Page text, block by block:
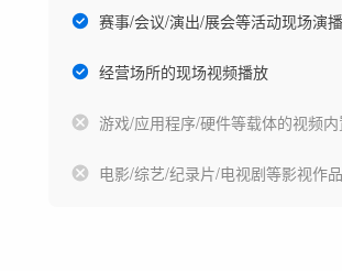
赛事/会议/演出/展会等活动现场演播
经营场所的现场视频播放
游戏/应用程序/硬件等载体的视频内
电影/综艺/纪录片/电视剧等影视作